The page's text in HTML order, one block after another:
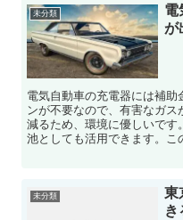
未分類
電
が
電気自動車の充電器には補助
ンが不要なので、有害なガ
減るため、環境に優しいで
池としても活用できます。こ
未分類
東
き